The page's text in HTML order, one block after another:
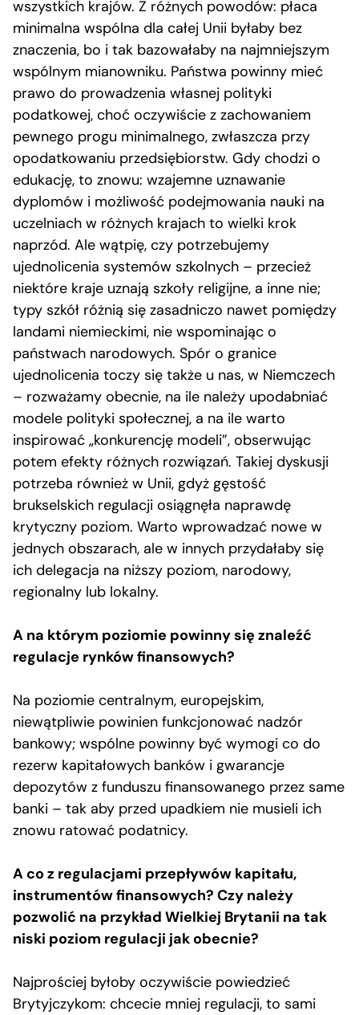
wszystkich krajów. Z różnych powodów: płaca
minimalna wspólna dla całej Unii byłaby bez
znaczenia, bo i tak bazowałaby na najmniejszym
wspólnym mianowniku. Państwa powinny mieć
prawo do prowadzenia własnej polityki
podatkowej, choć oczywiście z zachowaniem
pewnego progu minimalnego, zwłaszcza przy
opodatkowaniu przedsiębiorstw. Gdy chodzi o
edukację, to znowu: wzajemne uznawanie
dyplomów i możliwość podejmowania nauki na
uczelniach w różnych krajach to wielki krok
naprzód. Ale wątpię, czy potrzebujemy
ujednolicenia systemów szkolnych – przecież
niektóre kraje uznają szkoły religijne, a inne nie;
typy szkół różnią się zasadniczo nawet pomiędzy
landami niemieckimi, nie wspominając o
państwach narodowych. Spór o granice
ujednolicenia toczy się także u nas, w Niemczech
– rozważamy obecnie, na ile należy upodabniać
modele polityki społecznej, a na ile warto
inspirować „konkurencję modeli”, obserwując
potem efekty różnych rozwiązań. Takiej dyskusji
potrzeba również w Unii, gdyż gęstość
brukselskich regulacji osiągnęła naprawdę
krytyczny poziom. Warto wprowadzać nowe w
jednych obszarach, ale w innych przydałaby się
ich delegacja na niższy poziom, narodowy,
regionalny lub lokalny.
A na którym poziomie powinny się znaleźć
regulacje rynków finansowych?
Na poziomie centralnym, europejskim,
niewątpliwie powinien funkcjonować nadzór
bankowy; wspólne powinny być wymogi co do
rezerw kapitałowych banków i gwarancje
depozytów z funduszu finansowanego przez same
banki – tak aby przed upadkiem nie musieli ich
znowu ratować podatnicy.
A co z regulacjami przepływów kapitału,
instrumentów finansowych? Czy należy
pozwolić na przykład Wielkiej Brytanii na tak
niski poziom regulacji jak obecnie?
Najprościej byłoby oczywiście powiedzieć
Brytyjczykom: chcecie mniej regulacji, to sami